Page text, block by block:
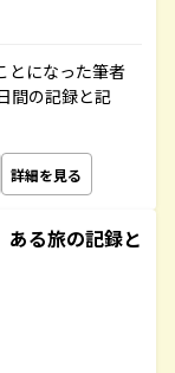
とになった筆者
間の記録と記
詳細を見る
る旅の記録と